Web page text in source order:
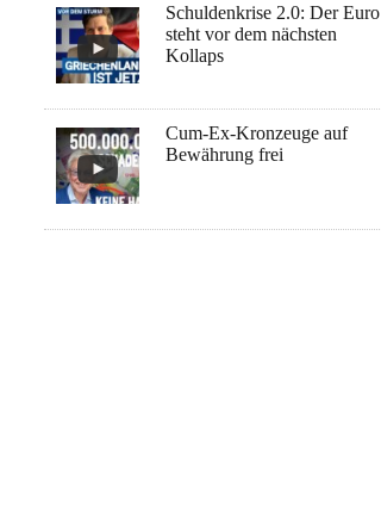
Schuldenkrise 2.0: Der Euro
steht vor dem nächsten
Kollaps
Cum-Ex-Kronzeuge auf
Bewährung frei